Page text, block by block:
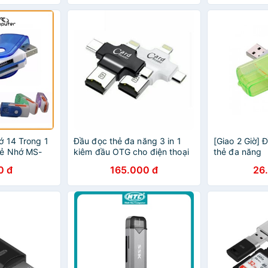
SD+TF3.0-
14 Trong 1
Nhớ MS-
đ
Đầu đọc thẻ đa năng 3 in 1
kiêm đầu OTG cho điện thoại
165.000 đ
[Giao 2 Giờ]
thẻ đa năng